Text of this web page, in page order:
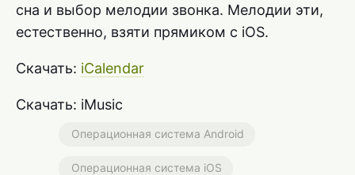
сна и выбор мелодии звонка. Мелодии эти,
естественно, взяти прямиком с iOS.
Скачать: iCalendar
Скачать: iMusic
Операционная система Android
Операционная система iOS